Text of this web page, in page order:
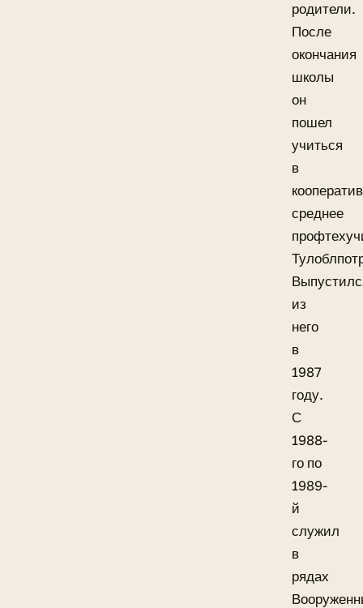
родители.
После
окончания
школы
он
пошел
учиться
в
среднее
из
него
в
1987
году.
С
1988-
го по
1989-
й
служил
в
рядах